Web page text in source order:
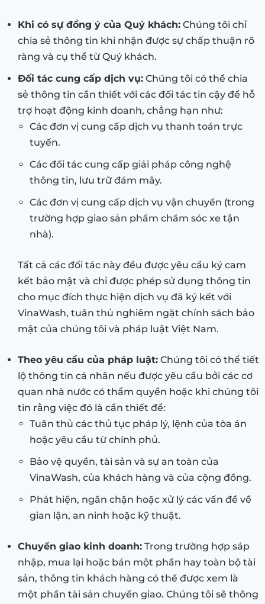
Khi có sự đồng ý của Quý khách: Chúng tôi chỉ
chia sẻ thông tin khi nhận được sự chấp thuận rõ
ràng và cụ thể từ Quý khách.
Đối tác cung cấp dịch vụ: Chúng tôi có thể chia
sẻ thông tin cần thiết với các đối tác tin cậy để hỗ
trợ hoạt động kinh doanh, chẳng hạn như:
Các đơn vị cung cấp dịch vụ thanh toán trực
tuyến.
Các đối tác cung cấp giải pháp công nghệ
thông tin, lưu trữ đám mây.
Các đơn vị cung cấp dịch vụ vận chuyển (trong
trường hợp giao sản phẩm chăm sóc xe tận
nhà).
Tất cả các đối tác này đều được yêu cầu ký cam
kết bảo mật và chỉ được phép sử dụng thông tin
cho mục đích thực hiện dịch vụ đã ký kết với
VinaWash, tuân thủ nghiêm ngặt chính sách bảo
mật của chúng tôi và pháp luật Việt Nam.
Theo yêu cầu của pháp luật: Chúng tôi có thể tiết
lộ thông tin cá nhân nếu được yêu cầu bởi các cơ
quan nhà nước có thẩm quyền hoặc khi chúng tôi
tin rằng việc đó là cần thiết để:
Tuân thủ các thủ tục pháp lý, lệnh của tòa án
hoặc yêu cầu từ chính phủ.
Bảo vệ quyền, tài sản và sự an toàn của
VinaWash, của khách hàng và của cộng đồng.
Phát hiện, ngăn chặn hoặc xử lý các vấn đề về
gian lận, an ninh hoặc kỹ thuật.
Chuyển giao kinh doanh: Trong trường hợp sáp
nhập, mua lại hoặc bán một phần hay toàn bộ tài
sản, thông tin khách hàng có thể được xem là
một phần tài sản chuyển giao. Chúng tôi sẽ thông